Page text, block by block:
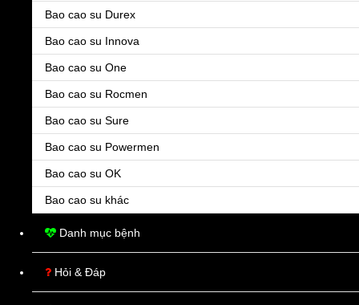
Bao cao su Durex
Bao cao su Innova
Bao cao su One
Bao cao su Rocmen
Bao cao su Sure
Bao cao su Powermen
Bao cao su OK
Bao cao su khác
Danh mục bệnh
Hỏi & Đáp
- ThuocTayTot sẽ gọi điện xác nhận đơn hàng nên bạn vui lòng nghe điện
|Tiếp tục mua |Đặt hàng